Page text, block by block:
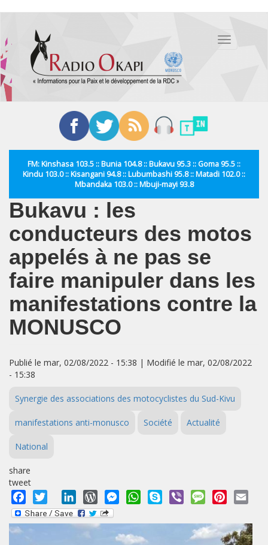
contenu
principal
Toggle
FM: Kinshasa 103.5 :: Bunia 104.8 :: Bukavu 95.3 :: Goma 95.5 ::
Kindu 103.0 :: Kisangani 94.8 :: Lubumbashi 95.8 :: Matadi 102.0 ::
Mbandaka 103.0 :: Mbuji-mayi 93.8
Bukavu : les
conducteurs des motos
appelés à ne pas se
faire manipuler dans les
manifestations contre la
MONUSCO
Publié le mar, 02/08/2022 - 15:38 | Modifié le mar, 02/08/2022
- 15:38
Synergie des associations des motocyclistes du Sud-Kivu
manifestations anti-monusco Société Actualité
National
share
tweet
Facebook
Twitter LinkedInWordPressMessengerWhatsApp
Skype Viber MessagePinterest